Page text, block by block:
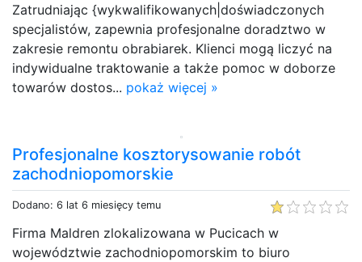
Zatrudniając {wykwalifikowanych|doświadczonych
specjalistów, zapewnia profesjonalne doradztwo w
zakresie remontu obrabiarek. Klienci mogą liczyć na
indywidualne traktowanie a także pomoc w doborze
towarów dostos... pokaż więcej »
Profesjonalne kosztorysowanie robót
zachodniopomorskie
Dodano: 6 lat 6 miesięcy temu
Firma Maldren zlokalizowana w Pucicach w
województwie zachodniopomorskim to biuro